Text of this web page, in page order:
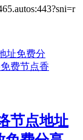
节点地址